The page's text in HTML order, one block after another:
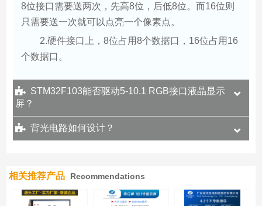
8位接口需要送两次，先高8位，后低8位。而16位则
只需要送一次就可以点亮一个像素点。
2.硬件接口上，8位占用8个数据口，16位占用16
个数据口。
STM32F103能否驱动5-10.1 RGB接口液晶显示
屏？
背光电路如何设计？
相关推荐产品 Recommendations